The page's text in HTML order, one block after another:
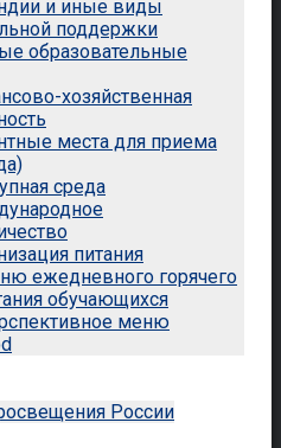
и иные виды
поддержки
образовательные
хозяйственная
места для приема
среда
питания
ежедневного горячего
обучающихся
меню
России